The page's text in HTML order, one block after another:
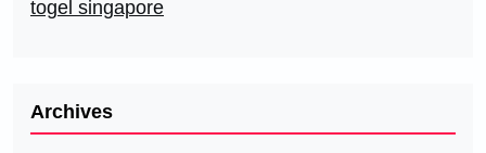
togel singapore
Archives